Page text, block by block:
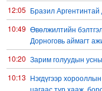
12:05 Бразил
10:49 Өвөлжилтийн
Дорноговь аймагт
10:20 Зарим голуудын
10:13 Нэгдүгээр